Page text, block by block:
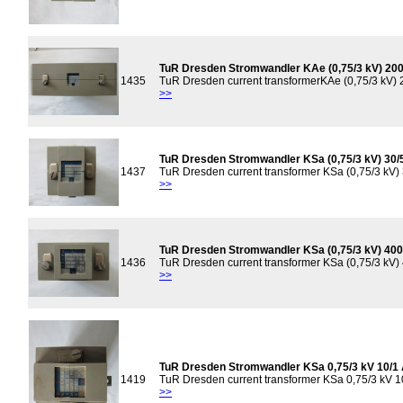
1435
TuR Dresden Stromwandler KAe (0,75/3 kV)
TuR Dresden current transformerKAe (0,75/3 kV)
>>
1437
TuR Dresden Stromwandler KSa (0,75/3 kV) 30/
TuR Dresden current transformer KSa (0,75/3 kV)
>>
1436
TuR Dresden Stromwandler KSa (0,75/3 kV)
TuR Dresden current transformer KSa (0,75/3 kV)
>>
1419
TuR Dresden Stromwandler KSa 0,75/3 kV 10/1
TuR Dresden current transformer KSa 0,75/3 kV
>>